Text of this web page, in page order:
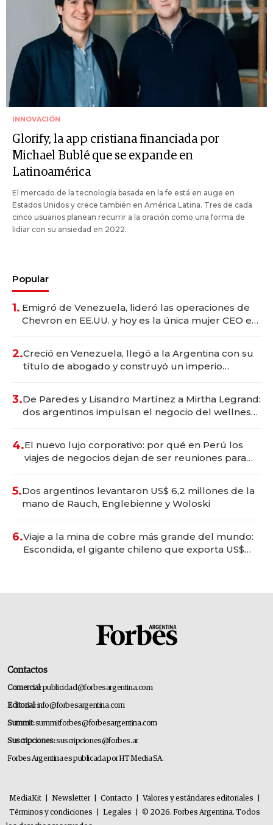
INNOVACIÓN
Glorify, la app cristiana financiada por
Michael Bublé que se expande en
Latinoamérica
El mercado de la tecnología basada en la fe está en auge en
Estados Unidos y crece también en América Latina. Tres de cada
cinco usuarios planean recurrir a la oración como una forma de
lidiar con su ansiedad en 2022.
Popular
1. Emigró de Venezuela, lideró las operaciones de
Chevron en EE.UU. y hoy es la única mujer CEO en
2.Creció en Venezuela, llegó a la Argentina con su
título de abogado y construyó un imperio
3.De Paredes y Lisandro Martínez a Mirtha Legrand:
dos argentinos impulsan el negocio del wellness
4.El nuevo lujo corporativo: por qué en Perú los
viajes de negocios dejan de ser reuniones para
5.Dos argentinos levantaron US$ 6,2 millones de la
mano de Rauch, Englebienne y Woloski
6.Viaje a la mina de cobre más grande del mundo:
Escondida, el gigante chileno que exporta US$
Contactos
Comercial:publicidad@forbesargentina.com
Editorial:info@forbesargentina.com
Summit:summitforbes@forbesargentina.com
Suscripciones:suscripciones@forbes.ar
Forbes Argentina es publicada por HT Media SA.
MediaKit Newsletter Contacto Valores y estándares editoriales
Términos y condiciones
Legales
© 2026. Forbes Argentina. Todos